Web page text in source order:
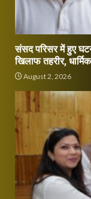
संसद परिसर में हुए
खिलाफ तहरीर,
August 2, 2026